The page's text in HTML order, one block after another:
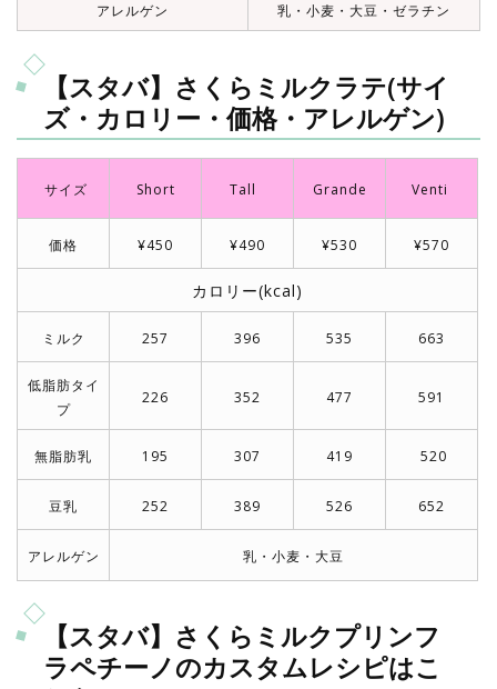
アレルゲン 乳・小麦・大豆・ゼラチン
【スタバ】さくらミルクラテ(サイ
ズ・カロリー・価格・アレルゲン)
サイズ Short Tall Grande Venti
価格 ¥450 ¥490 ¥530 ¥570
カロリー(kcal)
ミルク 257 396 535 663
低脂肪タイ
プ
226 352 477 591
無脂肪乳 195 307 419 520
豆乳 252 389 526 652
アレルゲン 乳・小麦・大豆
【スタバ】さくらミルクプリンフ
ラペチーノのカスタムレシピはこ